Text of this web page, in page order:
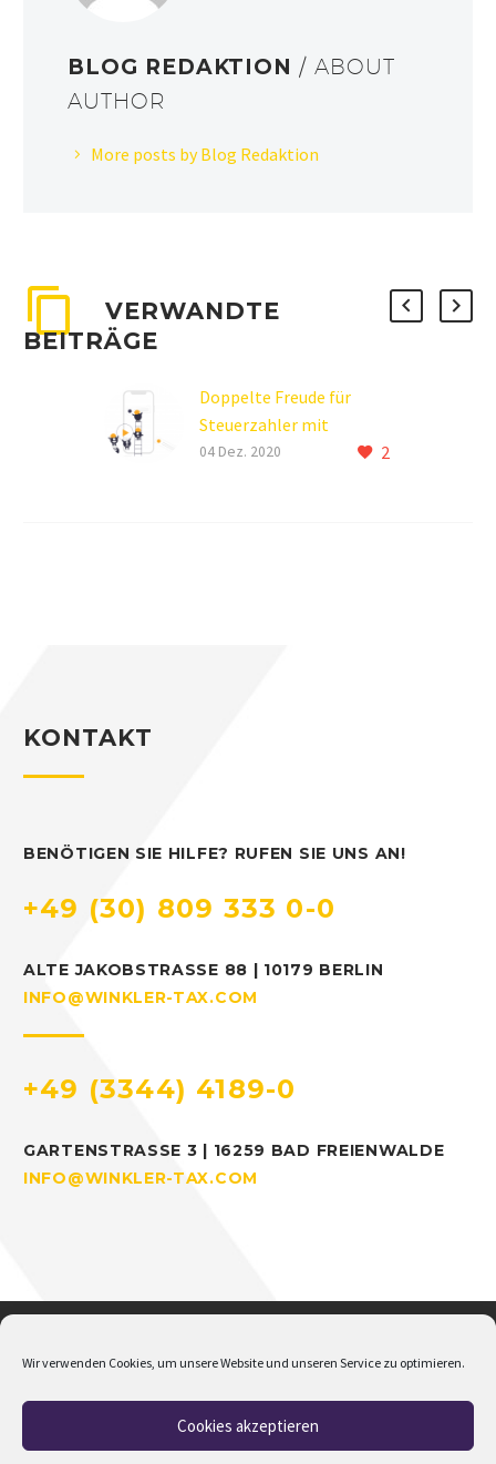
Wir verwenden Cookies, um unsere Website und unseren Service zu optimieren.
Cookies akzeptieren
BLOG REDAKTION/ ABOUT
AUTHOR
More posts by Blog Redaktion
VERWANDTE
BEITRÄGE
Doppelte Freude für
Steuerzahler mit
Anschaffungen bis € 800 2
04 Dez. 2020
KONTAKT
BENÖTIGEN SIE HILFE? RUFEN SIE UNS AN!
+49 (30) 809 333 0-0
ALTE JAKOBSTRASSE 88 | 10179 BERLIN
INFO@WINKLER-TAX.COM
+49 (3344) 4189-0
GARTENSTRASSE 3 | 16259 BAD FREIENWALDE
INFO@WINKLER-TAX.COM